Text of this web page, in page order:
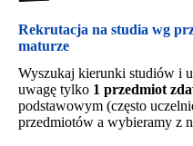
Rekrutacja na studia wg
maturze
Wyszukaj kierunki studiów i
uwagę tylko 1 przedmiot
podstawowym (często
przedmiotów a wybieramy z